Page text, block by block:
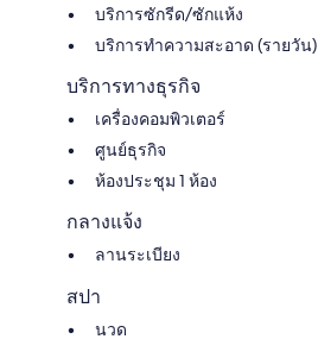
บริการซักรีด/ซักแห้ง
บริการทำความสะอาด (รายวัน)
บริการทางธุรกิจ
เครื่องคอมพิวเตอร์
ศูนย์ธุรกิจ
ห้องประชุม 1 ห้อง
กลางแจ้ง
ลานระเบียง
สปา
นวด